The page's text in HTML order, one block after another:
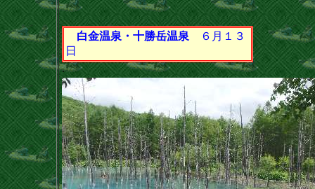
白金温泉・十勝岳温泉
６月１３
日
.